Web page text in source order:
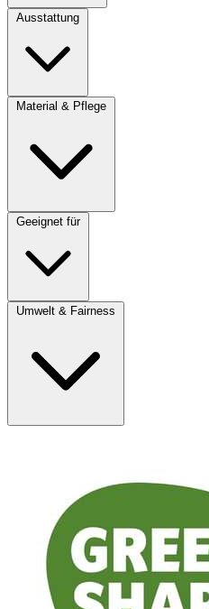
Ausstattung
Material & Pflege
Geeignet für
Umwelt & Fairness